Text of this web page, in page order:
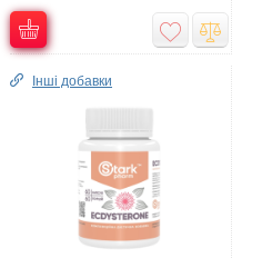
Інші добавки